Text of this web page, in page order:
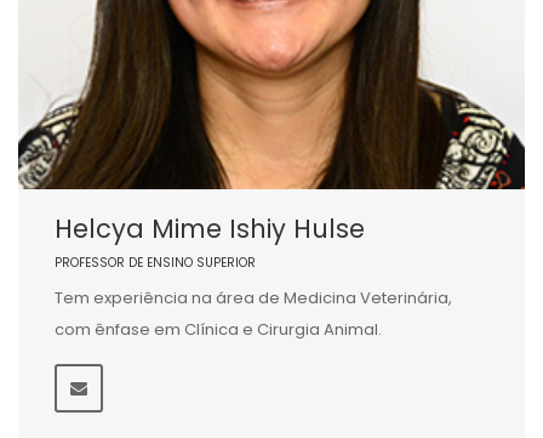
Helcya Mime Ishiy Hulse
PROFESSOR DE ENSINO SUPERIOR
Tem experiência na área de Medicina Veterinária,
com ênfase em Clínica e Cirurgia Animal.